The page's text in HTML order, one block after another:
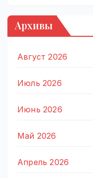
Архивы
Август 2026
Июль 2026
Июнь 2026
Май 2026
Апрель 2026